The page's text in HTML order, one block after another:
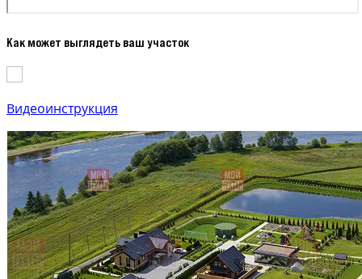
Как может выглядеть ваш участок
Видеоинструкция